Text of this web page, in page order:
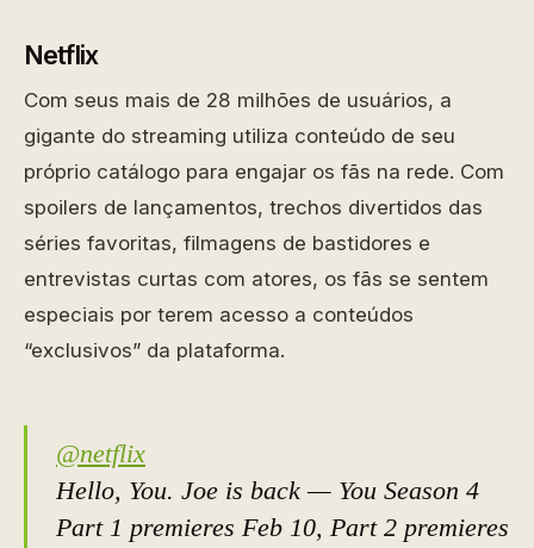
Netflix
Com seus mais de 28 milhões de usuários, a
gigante do streaming utiliza conteúdo de seu
próprio catálogo para engajar os fãs na rede. Com
spoilers de lançamentos, trechos divertidos das
séries favoritas, filmagens de bastidores e
entrevistas curtas com atores, os fãs se sentem
especiais por terem acesso a conteúdos
“exclusivos” da plataforma.
@netflix
Hello, You. Joe is back — You Season 4
Part 1 premieres Feb 10, Part 2 premieres